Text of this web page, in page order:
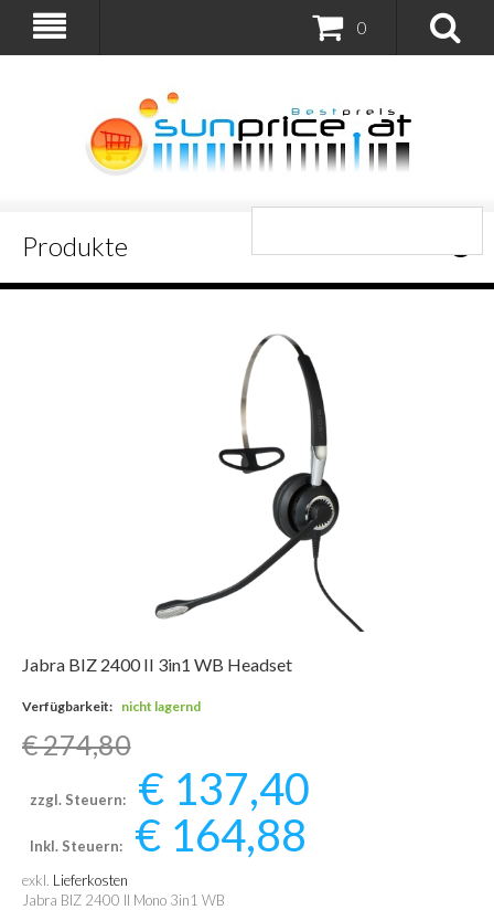
0
Produkte
Jabra BIZ 2400 II 3in1 WB Headset
Verfügbarkeit: nicht lagernd
€ 274,80
zzgl. Steuern: € 137,40
Inkl. Steuern: € 164,88
exkl. Lieferkosten
Jabra BIZ 2400 II Mono 3in1 WB